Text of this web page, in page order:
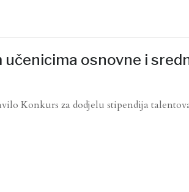
osnovne i
Konkurs za dodjelu stipendija